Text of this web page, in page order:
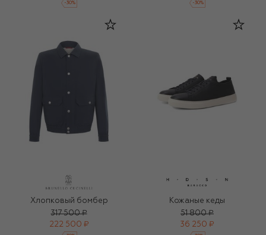
-30% -30%
Хлопковый бомбер
317 500 ₽
222 500 ₽
Кожаные кеды
51 800 ₽
36 250 ₽